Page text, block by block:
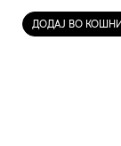
ДОДАЈ ВО